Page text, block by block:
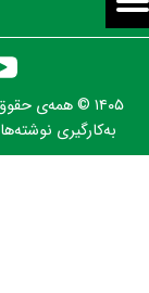
۱۴۰۵ © همه‌ی
به‌کارگیری